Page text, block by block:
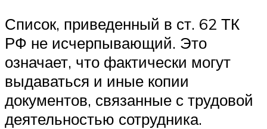
Список, приведенный в ст. 62 ТК
РФ не исчерпывающий. Это
означает, что фактически могут
выдаваться и иные копии
документов, связанные с трудовой
деятельностью сотрудника.